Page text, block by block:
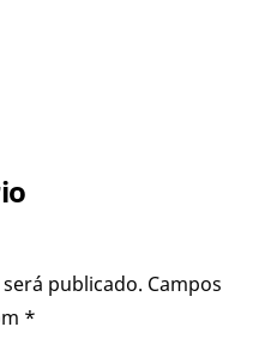
publicado. Campos
*